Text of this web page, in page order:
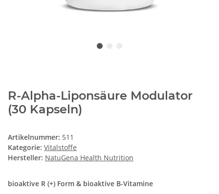
R-Alpha-Liponsäure Modulator
(30 Kapseln)
Artikelnummer: 511
Kategorie: Vitalstoffe
Hersteller: NatuGena Health Nutrition
bioaktive R (+) Form & bioaktive B-Vitamine